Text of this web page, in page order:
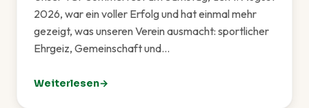
2026, war ein voller Erfolg und hat einmal mehr
gezeigt, was unseren Verein ausmacht: sportlicher
Ehrgeiz, Gemeinschaft und…
Weiterlesen
: TCI-Sommerfest 2026 – Ein rundum gelungenes